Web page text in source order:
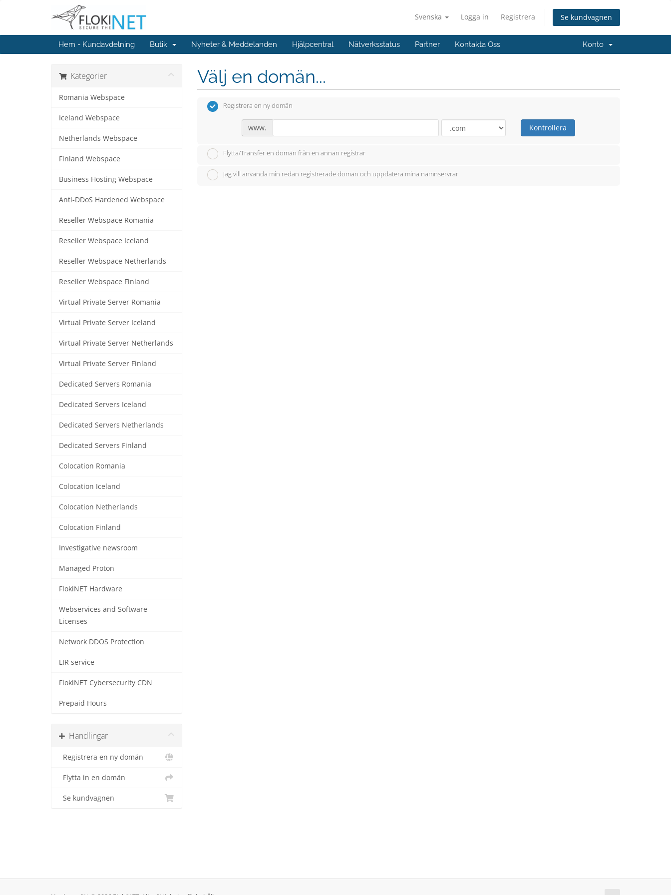
Svenska Logga in Registrera Se kundvagnen
Hem - Kundavdelning Butik Nyheter & Meddelanden Hjälpcentral Nätverksstatus Partner Kontakta Oss Konto
Kategorier
Romania Webspace
Iceland Webspace
Netherlands Webspace
Finland Webspace
Business Hosting Webspace
Anti-DDoS Hardened Webspace
Reseller Webspace Romania
Reseller Webspace Iceland
Reseller Webspace Netherlands
Reseller Webspace Finland
Virtual Private Server Romania
Virtual Private Server Iceland
Virtual Private Server Netherlands
Virtual Private Server Finland
Dedicated Servers Romania
Dedicated Servers Iceland
Dedicated Servers Netherlands
Dedicated Servers Finland
Colocation Romania
Colocation Iceland
Colocation Netherlands
Colocation Finland
Investigative newsroom
Managed Proton
FlokiNET Hardware
Webservices and Software
Licenses
Network DDOS Protection
LIR service
FlokiNET Cybersecurity CDN
Prepaid Hours
Handlingar
Registrera en ny domän
Flytta in en domän
Se kundvagnen
Välj en domän...
Registrera en ny domän
www. Kontrollera
Flytta/Transfer en domän från en annan registrar
Jag vill använda min redan registrerade domän och uppdatera mina namnservrar